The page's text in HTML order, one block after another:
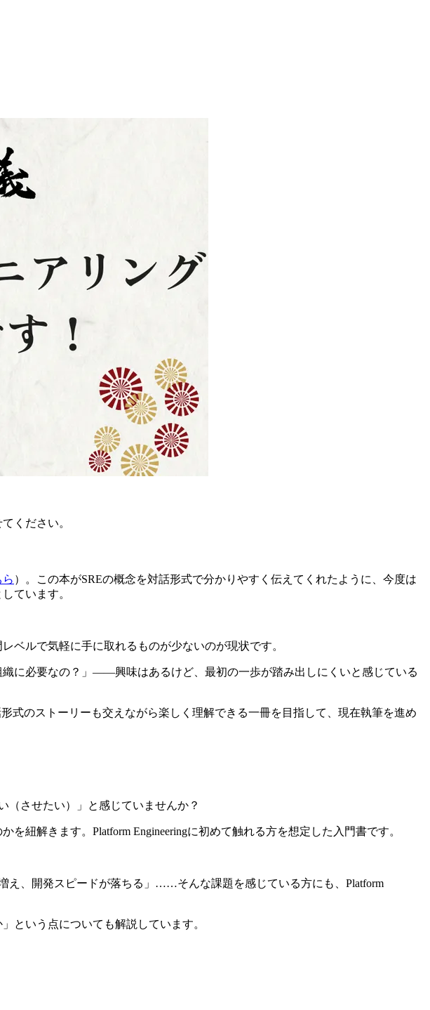
ください。
）。この本がSREの概念を対話形式で分かりやすく伝えてくれたように、今度は
ています。
ベルで気軽に手に取れるものが少ないのが現状です。
織に必要なの？」——興味はあるけど、最初の一歩が踏み出しにくいと感じている
式のストーリーも交えながら楽しく理解できる一冊を目指して、現在執筆を進め
（させたい）」と感じていませんか？
紐解きます。Platform Engineeringに初めて触れる方を想定した入門書です。
え、開発スピードが落ちる」……そんな課題を感じている方にも、Platform
という点についても解説しています。